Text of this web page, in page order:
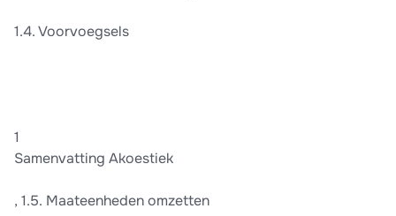
1.4. Voorvoegsels
1
Samenvatting Akoestiek
, 1.5. Maateenheden omzetten